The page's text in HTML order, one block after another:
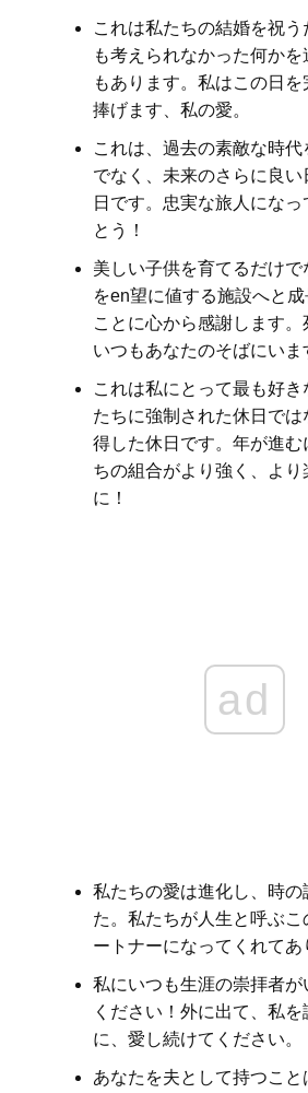
これは私たちの結婚を祝
も考えられなかった何か
もあります。私はこの日を
捧げます、私の愛。
これは、過去の素敵な時
でなく、未来のさらに良い
日です。忠実な旅人にな
とう！
美しい子供を育てるだけ
をen望に値する施設へと
ことに心から感謝します
いつもあなたのそばにいま
これは私にとって最も好
たちに強制された休日では
得した休日です。年が進む
ちの組合がより強く、より
に！
ad
私たちの愛は進化し、時の
た。私たちが人生と呼ぶ
ートナーになってくれてあ
私にいつも生涯の崇拝者が
ください！外に出て、私を
に、愛し続けてください。
あなたを夫として持つこ